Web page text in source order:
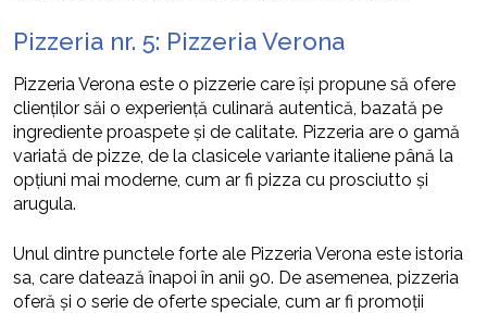
Pizzeria nr. 5: Pizzeria Verona
Pizzeria Verona este o pizzerie care își propune să ofere
clienților săi o experiență culinară autentică, bazată pe
ingrediente proaspete și de calitate. Pizzeria are o gamă
variată de pizze, de la clasicele variante italiene până la
opțiuni mai moderne, cum ar fi pizza cu prosciutto și
arugula.
Unul dintre punctele forte ale Pizzeria Verona este istoria
sa, care datează înapoi în anii 90. De asemenea, pizzeria
oferă și o serie de oferte speciale, cum ar fi promoții